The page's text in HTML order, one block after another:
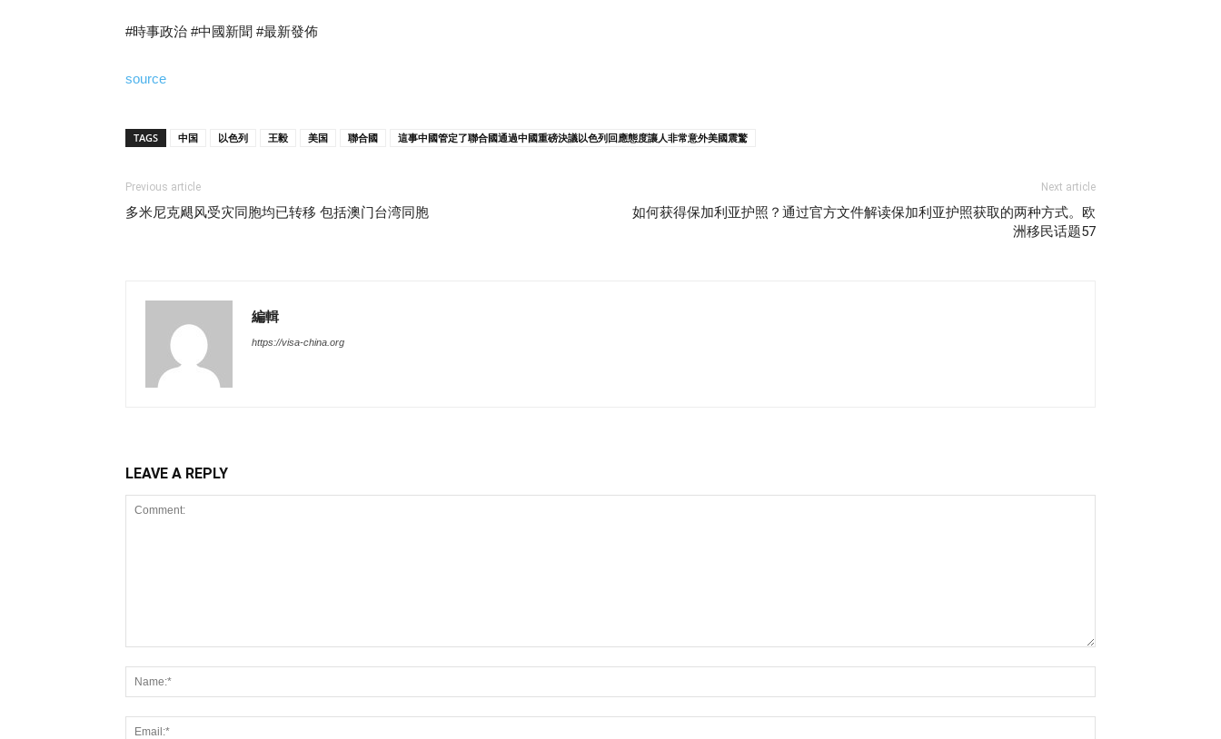
#時事政治 #中國新聞 #最新發佈
source
TAGS 中国 以色列 王毅 美国 聯合國 這事中國管定了聯合國通過中國重磅決議以色列回應態度讓人非常意外美國震驚
Previous article
多米尼克飓风受灾同胞均已转移 包括澳门台湾同胞
Next article
如何获得保加利亚护照？通过官方文件解读保加利亚护照获取的两种方式。欧
洲移民话题57
編輯
https://visa-china.org
LEAVE A REPLY